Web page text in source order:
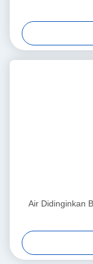
Air Didinginkan